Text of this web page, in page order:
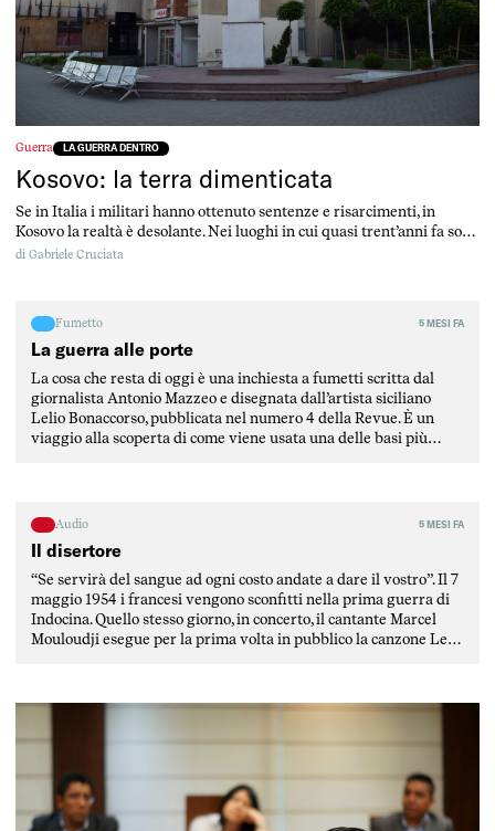
Guerra LA GUERRA DENTRO
Kosovo: la terra dimenticata
Se in Italia i militari hanno ottenuto sentenze e risarcimenti, in
Kosovo la realtà è desolante. Nei luoghi in cui quasi trent’anni fa sono
cadute le bombe non ci sono ancora risposte.
di Gabriele Cruciata
Fumetto 5 MESI FA
La guerra alle porte
La cosa che resta di oggi è una inchiesta a fumetti scritta dal
giornalista Antonio Mazzeo e disegnata dall’artista siciliano
Lelio Bonaccorso, pubblicata nel numero 4 della Revue. È un
viaggio alla scoperta di come viene usata una delle basi più
Audio 5 MESI FA
Il disertore
“Se servirà del sangue ad ogni costo andate a dare il vostro”. Il 7
maggio 1954 i francesi vengono sconfitti nella prima guerra di
Indocina. Quello stesso giorno, in concerto, il cantante Marcel
Mouloudji esegue per la prima volta in pubblico la canzone Le